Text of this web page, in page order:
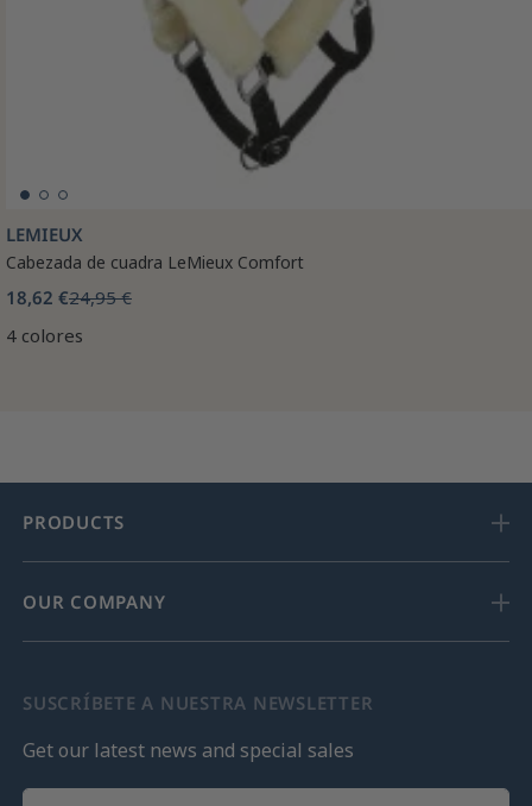
LEMIEUX
Cabezada de cuadra LeMieux Comfort
18,62 €24,95 €
4 colores
PRODUCTS
OUR COMPANY
SUSCRÍBETE A NUESTRA NEWSLETTER
Get our latest news and special sales